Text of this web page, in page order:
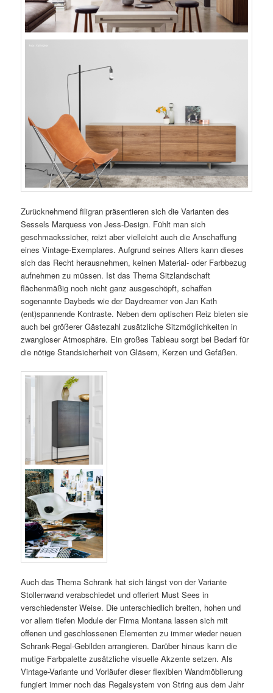
Zurücknehmend filigran präsentieren sich die Varianten des
Sessels Marquess von Jess-Design. Fühlt man sich
geschmackssicher, reizt aber vielleicht auch die Anschaffung
eines Vintage-Exemplares. Aufgrund seines Alters kann dieses
sich das Recht herausnehmen, keinen Material- oder Farbbezug
aufnehmen zu müssen. Ist das Thema Sitzlandschaft
flächenmäßig noch nicht ganz ausgeschöpft, schaffen
sogenannte Daybeds wie der Daydreamer von Jan Kath
(ent)spannende Kontraste. Neben dem optischen Reiz bieten sie
auch bei größerer Gästezahl zusätzliche Sitzmöglichkeiten in
zwangloser Atmosphäre. Ein großes Tableau sorgt bei Bedarf für
die nötige Standsicherheit von Gläsern, Kerzen und Gefäßen.
Auch das Thema Schrank hat sich längst von der Variante
Stollenwand verabschiedet und offeriert Must Sees in
verschiedenster Weise. Die unterschiedlich breiten, hohen und
vor allem tiefen Module der Firma Montana lassen sich mit
offenen und geschlossenen Elementen zu immer wieder neuen
Schrank-Regal-Gebilden arrangieren. Darüber hinaus kann die
mutige Farbpalette zusätzliche visuelle Akzente setzen. Als
Vintage-Variante und Vorläufer dieser flexiblen Wandmöblierung
fungiert immer noch das Regalsystem von String aus dem Jahr